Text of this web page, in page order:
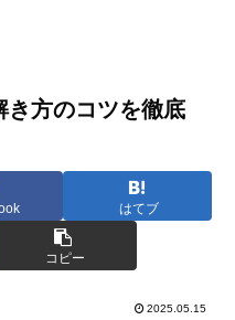
き方のコツを徹底
はてブ
コピー
2025.05.15